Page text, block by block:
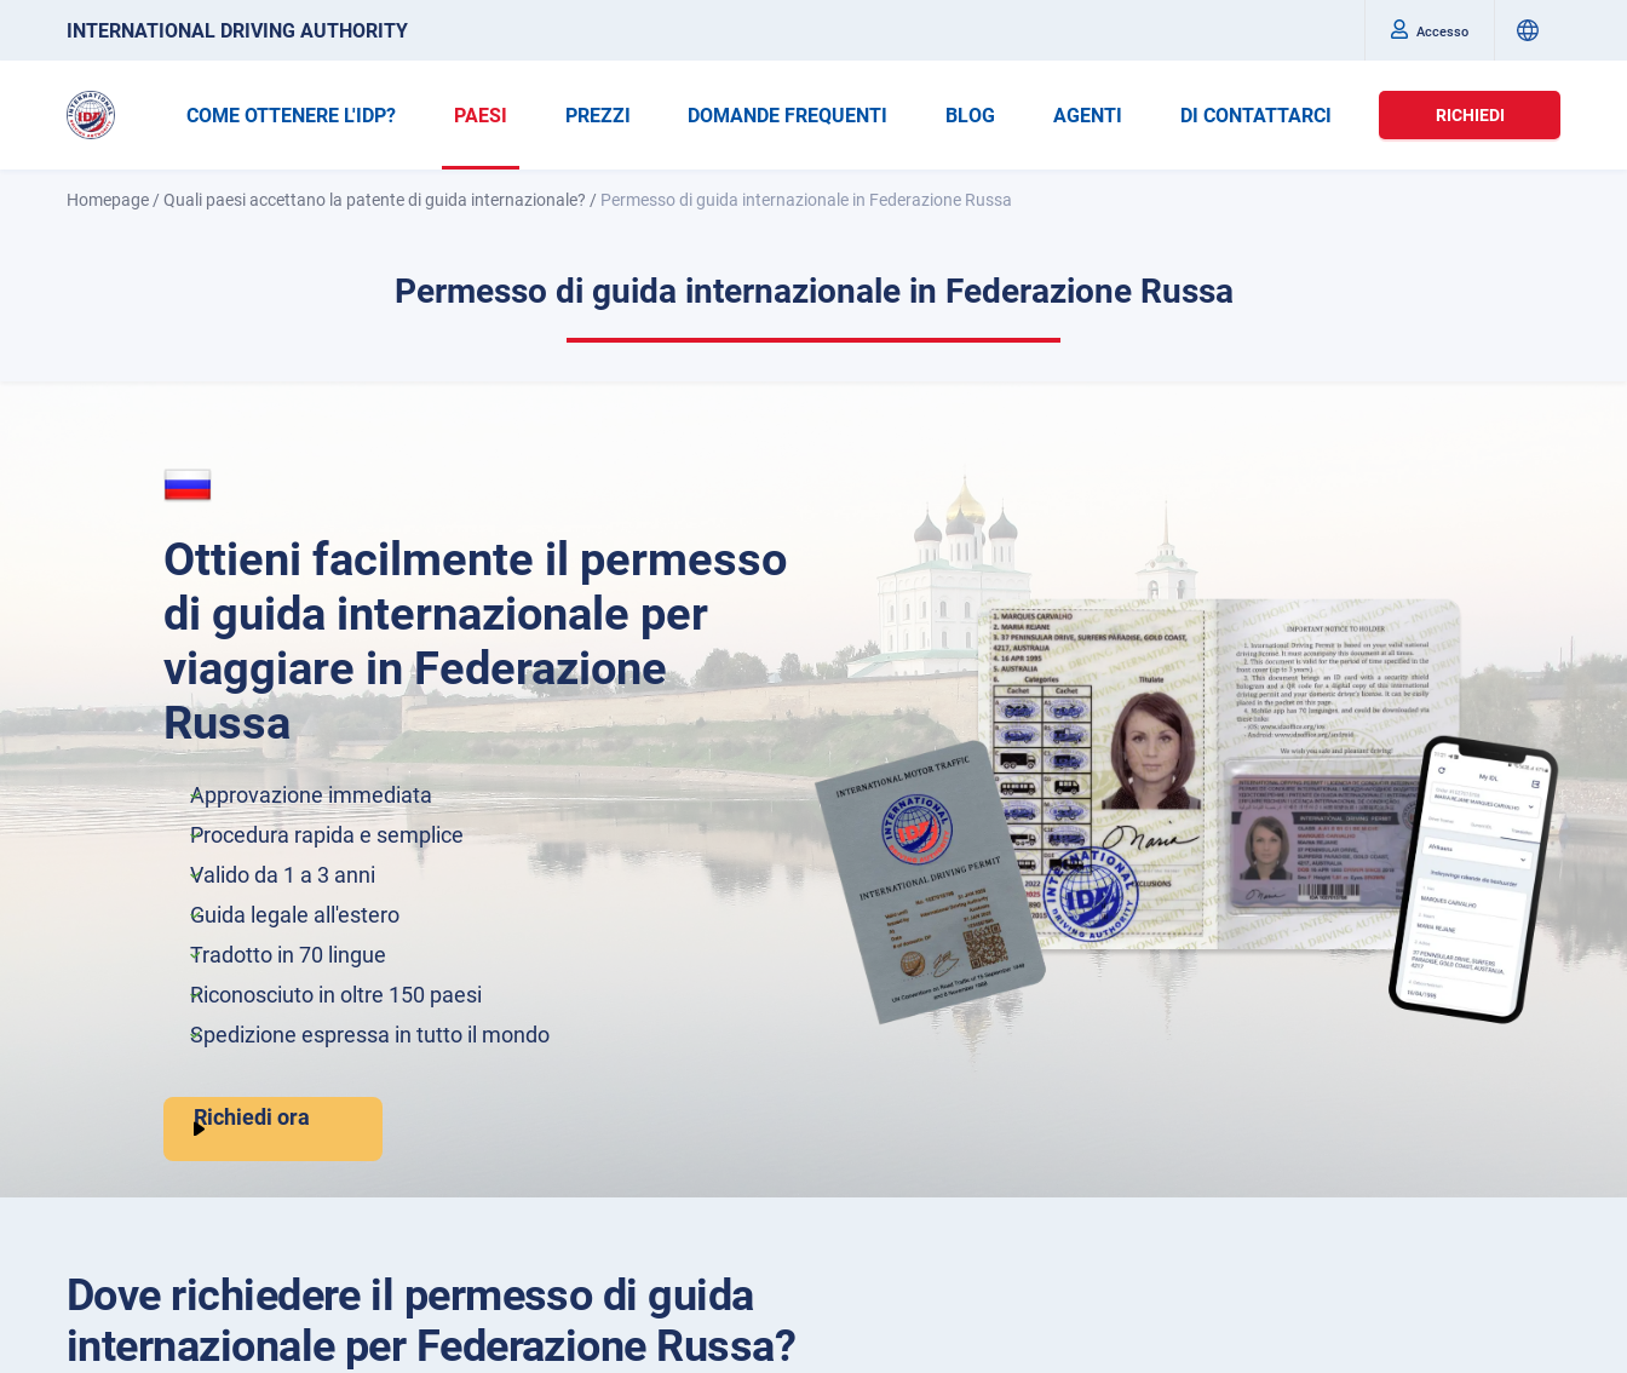
INTERNATIONAL DRIVING AUTHORITY Accesso
COME OTTENERE L'IDP? PAESI PREZZI DOMANDE FREQUENTI BLOG AGENTI DI CONTATTARCI RICHIEDI
Homepage /Quali paesi accettano la patente di guida internazionale? / Permesso di guida internazionale in Federazione Russa
Permesso di guida internazionale in Federazione Russa
Ottieni facilmente il permesso
di guida internazionale per
viaggiare in Federazione
Russa
Approvazione immediata
Procedura rapida e semplice
Valido da 1 a 3 anni
Guida legale all'estero
Tradotto in 70 lingue
Riconosciuto in oltre 150 paesi
Spedizione espressa in tutto il mondo
Richiedi ora
Dove richiedere il permesso di guida
internazionale per Federazione Russa?